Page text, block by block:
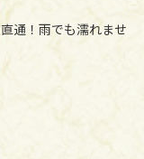
通！雨でも濡れませ